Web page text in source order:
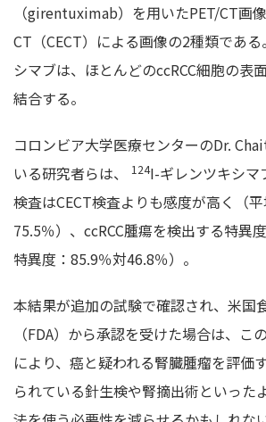
（girentuximab）を用いたPET/CT画
CT（CECT）による画像の2種類である
シマブは、ほとんどのccRCC細胞の表
結合する。
コロンビア大学医療センターのDr.
いる研究者らは、
124I-ギレンツキシマ
検査はCECT検査よりも感度が高く（
75.5％）、ccRCC腫瘍を検出する特異
特異度：85.9％対46.8％）。
本結果が追加の試験で確認され、米国
（FDA）から承認を受けた場合は、こ
により、癌と疑われる腎臓腫瘤を評価
られている針生検や腎摘出術といった